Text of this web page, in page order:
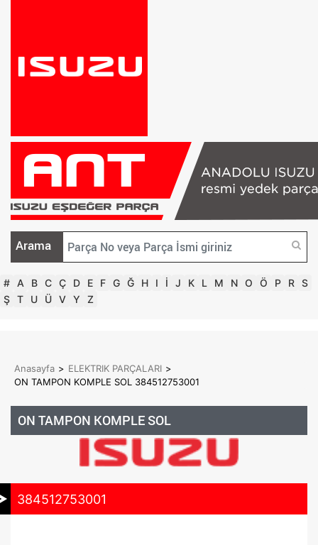
Arama
# A B C Ç D E F G Ğ H I İ J K L M N O Ö P R S
Ş T U Ü V Y Z
Anasayfa > ELEKTRIK PARÇALARI >
ON TAMPON KOMPLE SOL 384512753001
ON TAMPON KOMPLE SOL
384512753001